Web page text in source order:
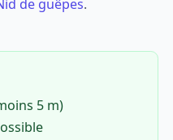
de guêpes.
5 m)